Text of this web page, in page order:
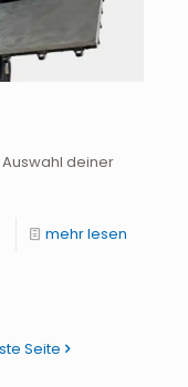
deiner
mehr lesen
Seite